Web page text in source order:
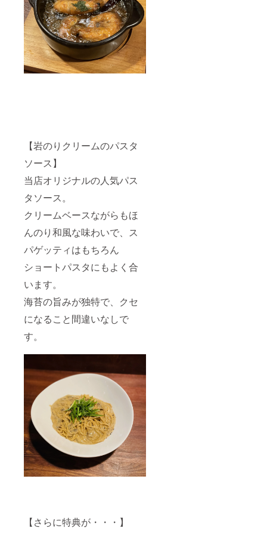
【岩のりクリームのパスタ
ソース】
当店オリジナルの人気パス
タソース。
クリームベースながらもほ
んのり和風な味わいで、ス
パゲッティはもちろん
ショートパスタにもよく合
います。
海苔の旨みが独特で、クセ
になること間違いなしで
す。
【さらに特典が・・・】